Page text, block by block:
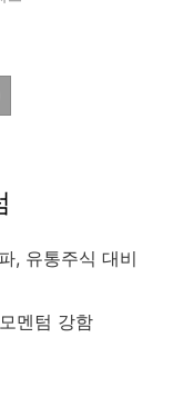
, 유통주식 대비
멘텀 강함